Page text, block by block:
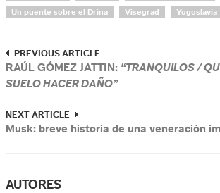
Un puente sobre el Drina Visegrad Yugoslavia
PREVIOUS ARTICLE
RAÚL GÓMEZ JATTIN: “TRANQUILOS /
SUELO HACER DAÑO”
NEXT ARTICLE
Musk: breve historia de una veneración
AUTORES